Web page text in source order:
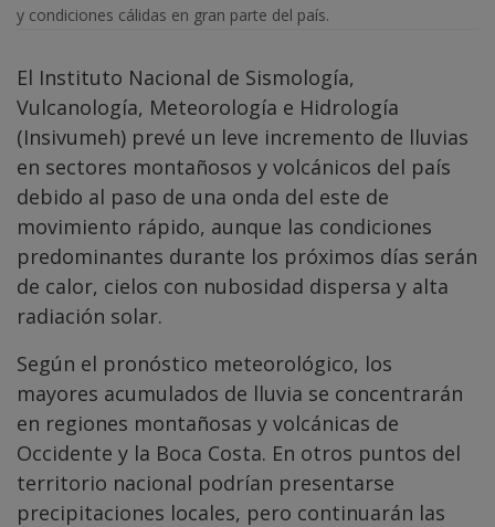
y condiciones cálidas en gran parte del país.
El Instituto Nacional de Sismología,
Vulcanología, Meteorología e Hidrología
(Insivumeh) prevé un leve incremento de lluvias
en sectores montañosos y volcánicos del país
debido al paso de una onda del este de
movimiento rápido, aunque las condiciones
predominantes durante los próximos días serán
de calor, cielos con nubosidad dispersa y alta
radiación solar.
Según el pronóstico meteorológico, los
mayores acumulados de lluvia se concentrarán
en regiones montañosas y volcánicas de
Occidente y la Boca Costa. En otros puntos del
territorio nacional podrían presentarse
precipitaciones locales, pero continuarán las